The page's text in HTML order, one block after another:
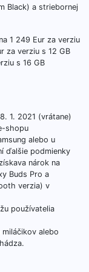
Black) a striebornej
1 249 Eur za verziu
za verziu s 12 GB
s 16 GB
1. 2021 (vrátane)
shopu
alebo u
ďalšie podmienky
nárok na
Buds Pro a
verzia) v
používatelia
alebo